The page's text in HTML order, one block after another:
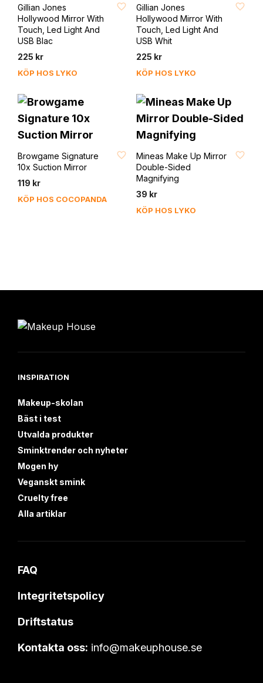
Gillian Jones
Hollywood Mirror With
Touch, Led Light And
USB Blac
225 kr
KÖP HOS LYKO
Gillian Jones
Hollywood Mirror With
Touch, Led Light And
USB Whit
225 kr
KÖP HOS LYKO
Browgame Signature
10x Suction Mirror
119 kr
KÖP HOS COCOPANDA
FAVORIT
Mineas Make Up Mirror
Double-Sided
Magnifying
39 kr
KÖP HOS LYKO
INSPIRATION
Makeup-skolan
Bäst i test
Utvalda produkter
Sminktrender och nyheter
Mogen hy
Veganskt smink
Cruelty free
Alla artiklar
FAQ
Integritetspolicy
Driftstatus
Kontakta oss: info@makeuphouse.se